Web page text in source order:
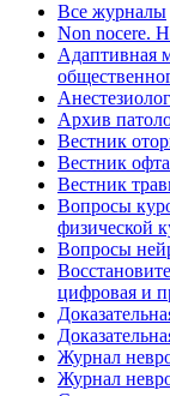
Все журналы
Non nocere.
Адаптивная
Архив
Вестник
Вестник
Вестник
Вопросы
физической
Вопросы
цифровая и
Журнал
Журнал